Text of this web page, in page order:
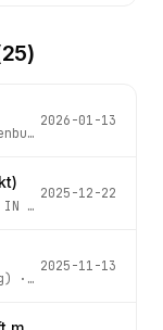
25)
2026-01-13
25
2025-12-22
· Az.
2025-11-13